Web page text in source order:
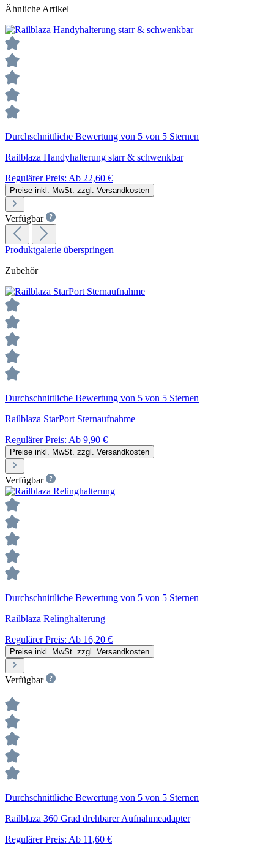
Ähnliche Artikel
Durchschnittliche Bewertung von 5 von 5 Sternen
Railblaza Handyhalterung starr & schwenkbar
Regulärer Preis: Ab 22,60 €
Preise inkl. MwSt. zzgl. Versandkosten
Verfügbar
Produktgalerie überspringen
Zubehör
Durchschnittliche Bewertung von 5 von 5 Sternen
Railblaza StarPort Sternaufnahme
Regulärer Preis: Ab 9,90 €
Preise inkl. MwSt. zzgl. Versandkosten
Verfügbar
Durchschnittliche Bewertung von 5 von 5 Sternen
Railblaza Relinghalterung
Regulärer Preis: Ab 16,20 €
Preise inkl. MwSt. zzgl. Versandkosten
Verfügbar
Durchschnittliche Bewertung von 5 von 5 Sternen
Railblaza 360 Grad drehbarer Aufnahmeadapter
Regulärer Preis: Ab 11,60 €